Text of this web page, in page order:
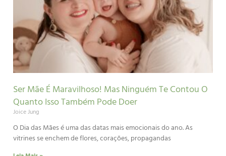
Ser Mãe É Maravilhoso! Mas Ninguém Te Contou O
Quanto Isso Também Pode Doer
Joice Jung
O Dia das Mães é uma das datas mais emocionais do ano. As
vitrines se enchem de flores, corações, propagandas